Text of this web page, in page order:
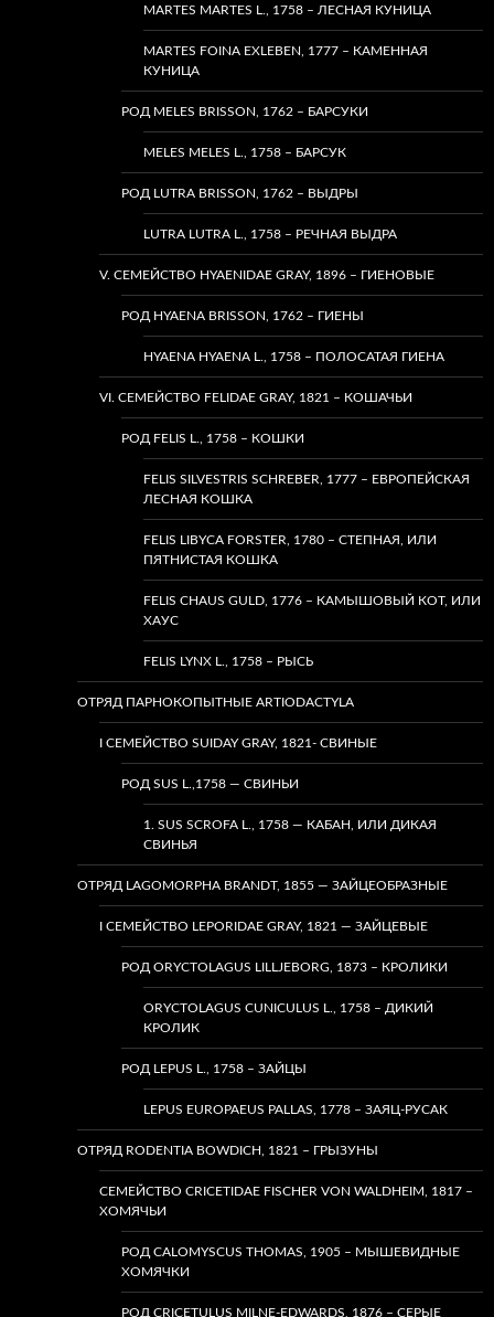
MARTES MARTES L., 1758 – ЛЕСНАЯ КУНИЦА
MARTES FOINA EXLEBEN, 1777 – КАМЕННАЯ
КУНИЦА
РОД MELES BRISSON, 1762 – БАРСУКИ
MELES MELES L., 1758 – БАРСУК
РОД LUTRA BRISSON, 1762 – ВЫДРЫ
LUTRA LUTRA L., 1758 – РЕЧНАЯ ВЫДРА
V. СЕМЕЙСТВО HYAENIDAE GRAY, 1896 – ГИЕНОВЫЕ
РОД HYAENA BRISSON, 1762 – ГИЕНЫ
HYAENA HYAENA L., 1758 – ПОЛОСАТАЯ ГИЕНА
VI. СЕМЕЙСТВО FELIDAE GRAY, 1821 – КОШАЧЬИ
РОД FELIS L., 1758 – КОШКИ
FELIS SILVESTRIS SCHREBER, 1777 – ЕВРОПЕЙСКАЯ
ЛЕСНАЯ КОШКА
FELIS LIBYCA FORSTER, 1780 – СТЕПНАЯ, ИЛИ
ПЯТНИСТАЯ КОШКА
FELIS CHAUS GULD, 1776 – КАМЫШОВЫЙ КОТ, ИЛИ
ХАУС
FELIS LYNX L., 1758 – РЫСЬ
ОТРЯД ПАРНОКОПЫТНЫЕ ARTIODACTYLA
I СЕМЕЙСТВО SUIDAY GRAY, 1821- СВИНЫЕ
РОД SUS L.,1758 — СВИНЬИ
1. SUS SCROFA L., 1758 — КАБАН, ИЛИ ДИКАЯ
СВИНЬЯ
ОТРЯД LAGOMORPHA BRANDT, 1855 — ЗАЙЦЕОБРАЗНЫЕ
I СЕМЕЙСТВО LEPORIDAE GRAY, 1821 — ЗАЙЦЕВЫЕ
РОД ORYCTOLAGUS LILLJEBORG, 1873 – КРОЛИКИ
ORYCTOLAGUS CUNICULUS L., 1758 – ДИКИЙ
КРОЛИК
РОД LEPUS L., 1758 – ЗАЙЦЫ
LEPUS EUROPAEUS PALLAS, 1778 – ЗАЯЦ-РУСАК
ОТРЯД RODENTIA BOWDICH, 1821 – ГРЫЗУНЫ
СЕМЕЙСТВО CRICETIDAE FISCHER VON WALDHEIM, 1817 –
ХОМЯЧЬИ
РОД CALOMYSCUS THOMAS, 1905 – МЫШЕВИДНЫЕ
ХОМЯЧКИ
РОД CRICETULUS MILNE-EDWARDS, 1876 – СЕРЫЕ